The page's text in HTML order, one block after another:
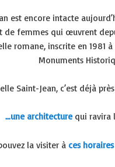
est encore intacte
de femmes qui œuvrent
romane, inscrite en 1981
Monuments
Saint-Jean, c’est déjà
…une architecturequi ravira
la visiter à ces horaires